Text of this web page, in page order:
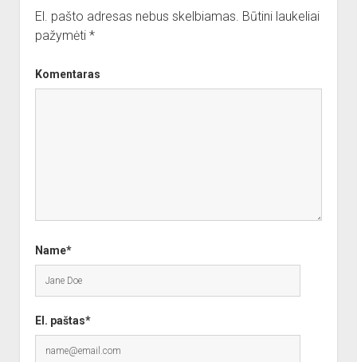
El. pašto adresas nebus skelbiamas. Būtini laukeliai
pažymėti *
Komentaras
Name*
El. paštas*